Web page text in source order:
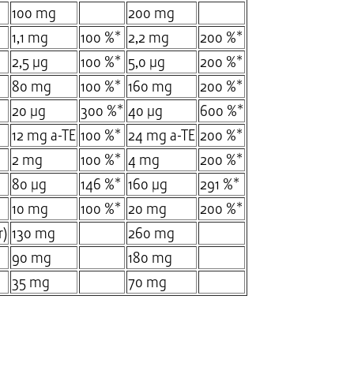
100 mg
200 mg
1,1 mg 100 %* 2,2 mg
200 %*
2,5 µg 100 %* 5,0 µg
200 %*
80 mg 100 %* 160 mg
200 %*
20 µg 300 %* 40 µg
600 %*
12 mg a-TE 100 %* 24 mg a-TE 200 %*
2 mg 100 %* 4 mg
200 %*
80 µg 146 %* 160 µg
291 %*
10 mg 100 %* 20 mg
200 %*
130 mg
260 mg
90 mg
180 mg
35 mg
70 mg